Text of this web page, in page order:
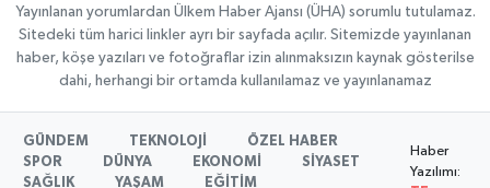
Yayınlanan yorumlardan Ülkem Haber Ajansı (ÜHA) sorumlu tutulamaz.
Sitedeki tüm harici linkler ayrı bir sayfada açılır. Sitemizde yayınlanan
haber, köşe yazıları ve fotoğraflar izin alınmaksızın kaynak gösterilse
dahi, herhangi bir ortamda kullanılamaz ve yayınlanamaz
GÜNDEM TEKNOLOJİ
ÖZEL HABER
SPOR
DÜNYA EKONOMİ
SİYASET
SAĞLIK
YAŞAM EĞİTİM
Haber
Yazılımı: